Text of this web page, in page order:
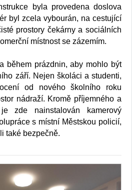
byla provedena doslova
byl zcela vybourán, na cestující
prostory čekárny a sociálních
místnost se zázemím.
během prázdnin, aby mohlo být
září. Nejen školáci a studenti,
od nového školního roku
nádraží. Kromě příjemného a
zde nainstalován kamerový
s místní Městskou policií,
také bezpečně.